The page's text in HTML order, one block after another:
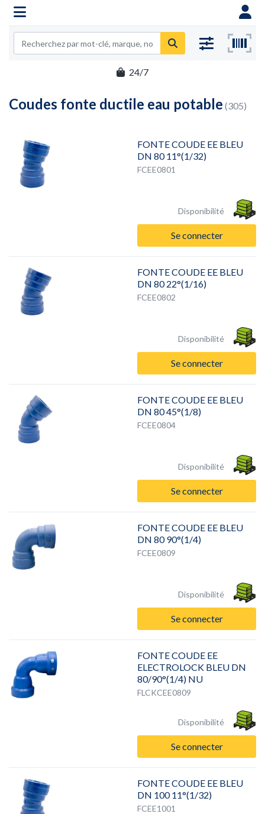
24/7
Coudes fonte ductile eau potable (305)
FONTE COUDE EE BLEU
DN 80 11°(1/32)
FCEE0801
Disponibilité
Se connecter
FONTE COUDE EE BLEU
DN 80 22°(1/16)
FCEE0802
Disponibilité
Se connecter
FONTE COUDE EE BLEU
DN 80 45°(1/8)
FCEE0804
Disponibilité
Se connecter
FONTE COUDE EE BLEU
DN 80 90°(1/4)
FCEE0809
Disponibilité
Se connecter
FONTE COUDE EE
ELECTROLOCK BLEU DN
80/90°(1/4) NU
FLCKCEE0809
Disponibilité
Se connecter
FONTE COUDE EE BLEU
DN 100 11°(1/32)
FCEE1001